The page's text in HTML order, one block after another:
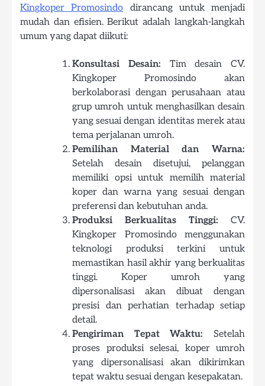
Kingkoper Promosindo dirancang untuk menjadi
mudah dan efisien. Berikut adalah langkah-langkah
umum yang dapat diikuti:
Konsultasi Desain: Tim desain CV.
Kingkoper Promosindo akan
berkolaborasi dengan perusahaan atau
grup umroh untuk menghasilkan desain
yang sesuai dengan identitas merek atau
tema perjalanan umroh.
Pemilihan Material dan Warna:
Setelah desain disetujui, pelanggan
memiliki opsi untuk memilih material
koper dan warna yang sesuai dengan
preferensi dan kebutuhan anda.
Produksi Berkualitas Tinggi: CV.
Kingkoper Promosindo menggunakan
teknologi produksi terkini untuk
memastikan hasil akhir yang berkualitas
tinggi. Koper umroh yang
dipersonalisasi akan dibuat dengan
presisi dan perhatian terhadap setiap
detail.
Pengiriman Tepat Waktu: Setelah
proses produksi selesai, koper umroh
yang dipersonalisasi akan dikirimkan
tepat waktu sesuai dengan kesepakatan.